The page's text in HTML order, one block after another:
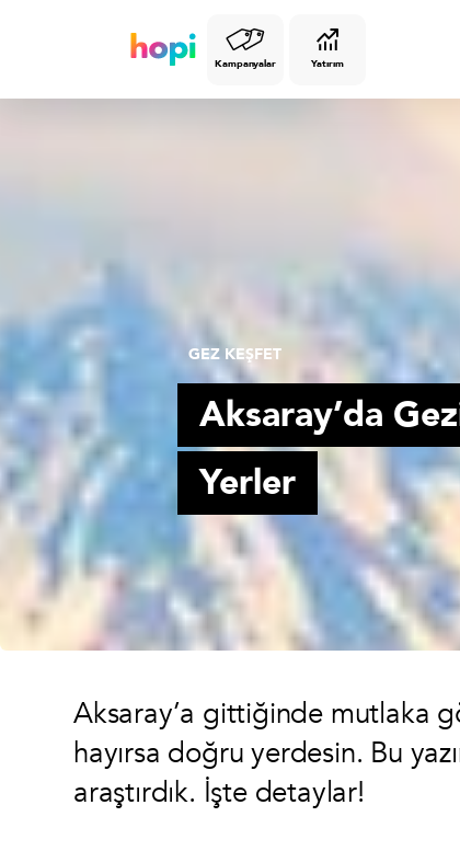
Kampanyalar Yatırım
GEZ KEŞFET
Aksaray’da
Yerler
Aksaray’a gittiğinde mutlaka
hayırsa doğru yerdesin. Bu
araştırdık. İşte detaylar!